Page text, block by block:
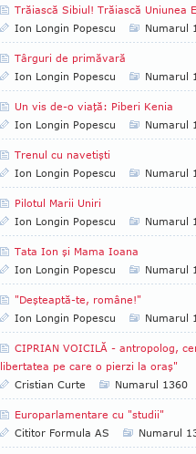
Trăiască Sibiul! Trăiască Uniunea
Ion Longin Popescu
Numarul
Târguri de primăvară
Ion Longin Popescu
Numarul
Un vis de-o viaţă: Piberi Kenia
Ion Longin Popescu
Numarul
Trenul cu navetişti
Ion Longin Popescu
Numarul
Pilotul Marii Uniri
Ion Longin Popescu
Numarul
Tata Ion şi Mama Ioana
Ion Longin Popescu
Numarul
"Deşteaptă-te, române!"
Ion Longin Popescu
Numarul
CIPRIAN VOICILĂ - antropolog,
libertatea pe care o pierzi la oraş"
Cristian Curte
Numarul 1360
Europarlamentare cu "studii"
Cititor Formula AS
Numarul